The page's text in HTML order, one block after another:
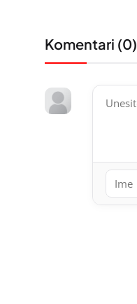
Komentari (0)